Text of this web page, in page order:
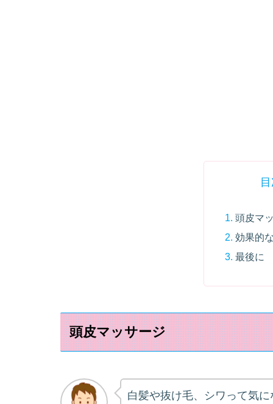
頭皮マ
効果的
最後に
頭皮マッサージ
白髪や抜け毛、シワって気